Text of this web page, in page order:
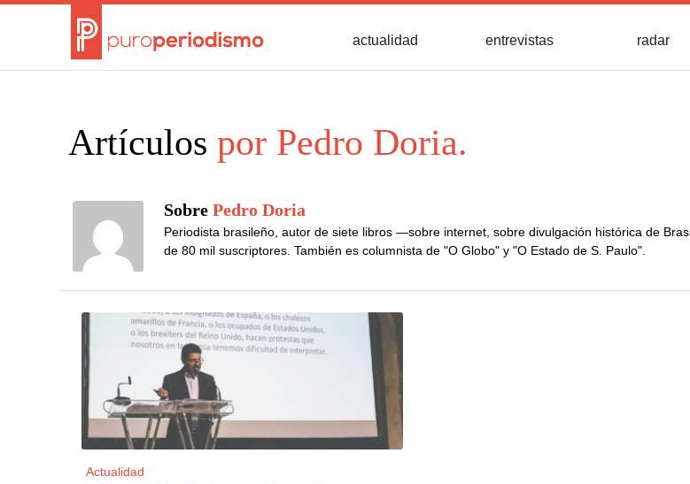
actualidad entrevistas radar
Artículos por Pedro Doria.
SobrePedro Doria
Periodista brasileño, autor de siete libros —sobre internet, sobre divulgación histórica de
de 80 mil suscriptores. También es columnista de "O Globo" y "O Estado de S. Paulo".
Actualidad